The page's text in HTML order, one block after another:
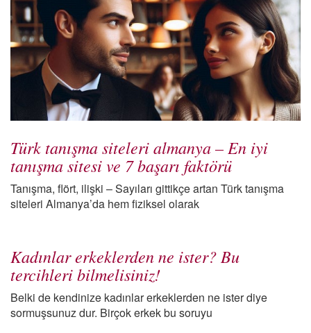
Türk tanışma siteleri almanya – En iyi
tanışma sitesi ve 7 başarı faktörü
Tanışma, flört, ilişki – Sayıları gittikçe artan Türk tanışma
siteleri Almanya’da hem fiziksel olarak
Kadınlar erkeklerden ne ister? Bu
tercihleri bilmelisiniz!
Belki de kendinize kadınlar erkeklerden ne ister diye
sormuşsunuz dur. Birçok erkek bu soruyu